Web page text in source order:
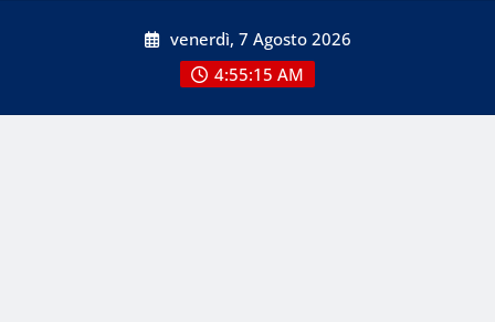
venerdì, 7 Agosto 2026
4:55:16 AM